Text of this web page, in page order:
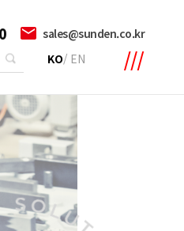
sales@sunden.co.kr
KO/ EN